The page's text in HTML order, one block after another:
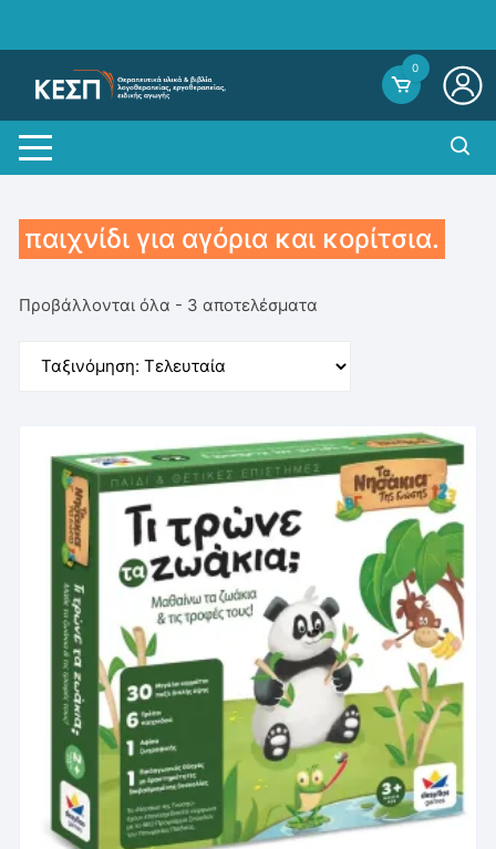
0
παιχνίδι για αγόρια και κορίτσια.
Προβάλλονται όλα - 3 αποτελέσματα